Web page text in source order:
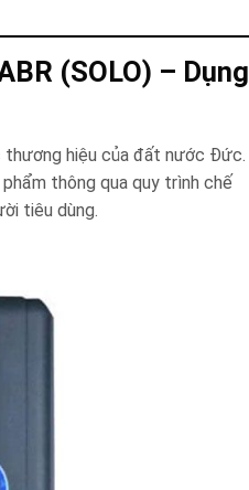
(SOLO) – Dụng
thương hiệu của đất nước Đức.
thông qua quy trình chế
tiêu dùng.